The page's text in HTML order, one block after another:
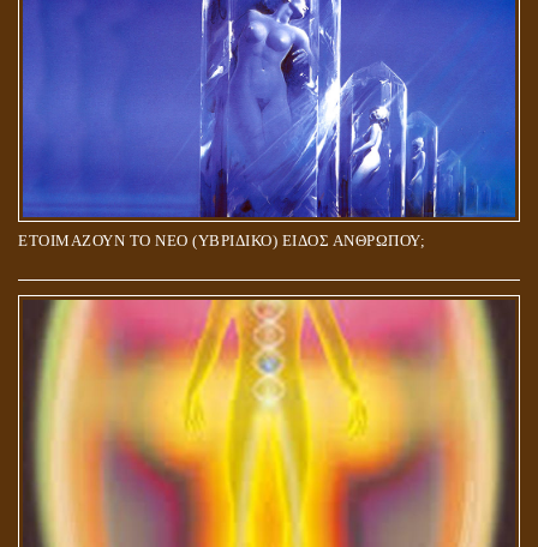
ΕΤΟΙΜΑΖΟΥΝ ΤΟ ΝΕΟ (ΥΒΡΙΔΙΚΟ) ΕΙΔΟΣ ΑΝΘΡΩΠΟΥ;